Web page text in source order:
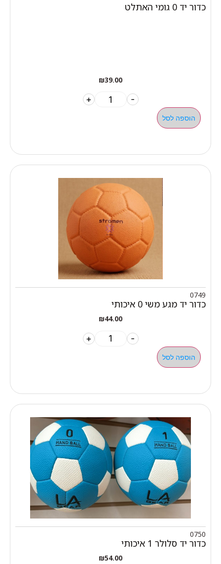
כדור יד 0 גומי האתלט
₪39.00
-
+
הוספה לסל
0749
כדור יד מגע משי 0 איכותי
₪44.00
-
+
הוספה לסל
0750
כדור יד סלולר 1 איכותי
₪54.00